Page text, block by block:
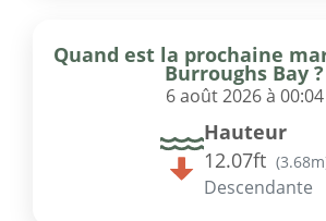
Quand est la prochaine
Burroughs Bay ?
6 août 2026 à 00:04
Hauteur
12.07ft (3.68m
Descendante